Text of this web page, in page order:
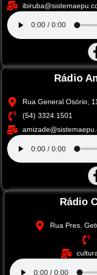
Rádio
Rua General Osório,
(54) 3324.1501
Rádio
Rua Pres.